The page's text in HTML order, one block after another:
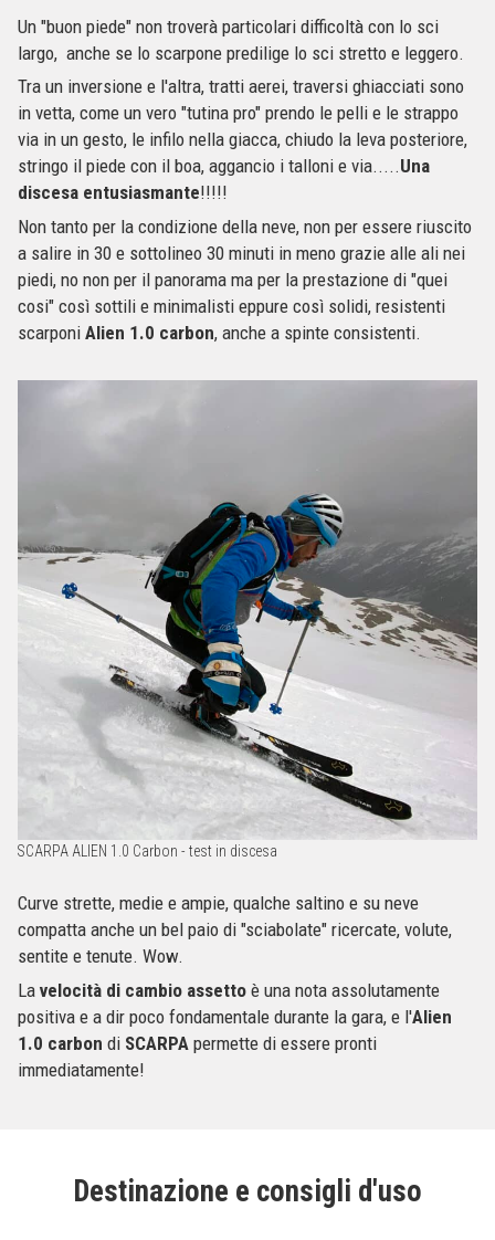
Un "buon piede" non troverà particolari difficoltà con lo sci
largo, anche se lo scarpone predilige lo sci stretto e leggero.
Tra un inversione e l'altra, tratti aerei, traversi ghiacciati sono
in vetta, come un vero "tutina pro" prendo le pelli e le strappo
via in un gesto, le infilo nella giacca, chiudo la leva posteriore,
stringo il piede con il boa, aggancio i talloni e via.....Una
discesa entusiasmante!!!!!
Non tanto per la condizione della neve, non per essere riuscito
a salire in 30 e sottolineo 30 minuti in meno grazie alle ali nei
piedi, no non per il panorama ma per la prestazione di "quei
cosi" così sottili e minimalisti eppure così solidi, resistenti
scarponi Alien 1.0 carbon, anche a spinte consistenti.
SCARPA ALIEN 1.0 Carbon - test in discesa
Curve strette, medie e ampie, qualche saltino e su neve
compatta anche un bel paio di "sciabolate" ricercate, volute,
sentite e tenute. Wow.
La velocità di cambio assetto è una nota assolutamente
positiva e a dir poco fondamentale durante la gara, e l'Alien
1.0 carbon di SCARPA permette di essere pronti
immediatamente!
Destinazione e consigli d'uso